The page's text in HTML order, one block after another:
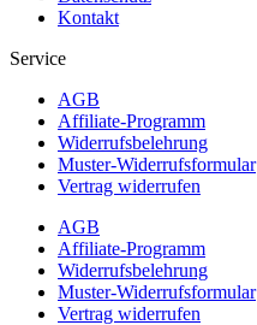
Kontakt
Service
AGB
Affiliate-Programm
Widerrufsbelehrung
Muster-Widerrufsformular
Vertrag widerrufen
AGB
Affiliate-Programm
Widerrufsbelehrung
Muster-Widerrufsformular
Vertrag widerrufen